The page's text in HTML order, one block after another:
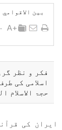
بين الاقوامي
فكر و نظر
حجۃ الاسلام
ايران كی